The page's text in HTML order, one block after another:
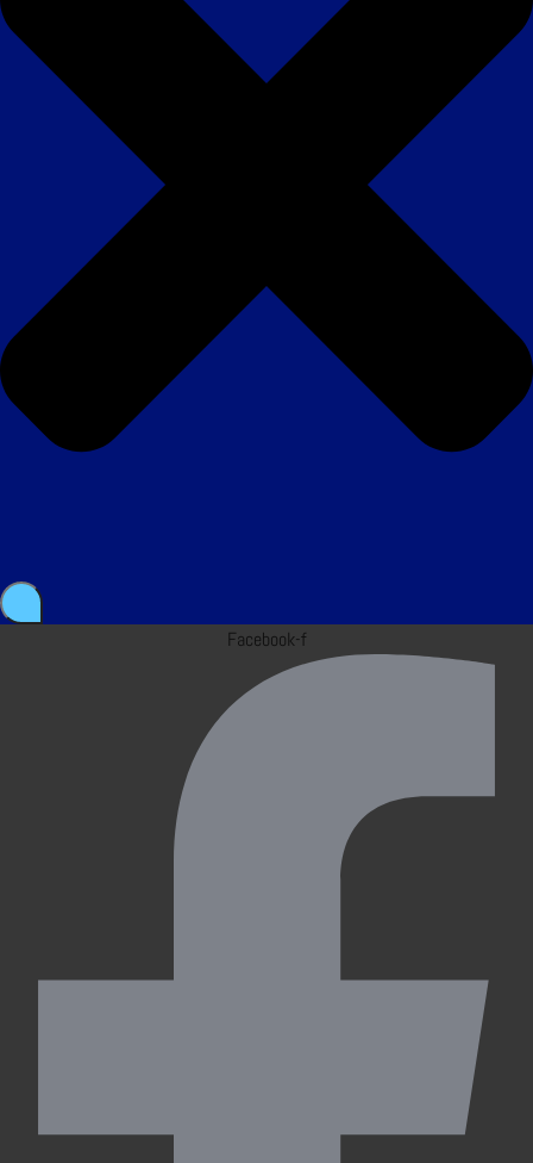
Facebook-f